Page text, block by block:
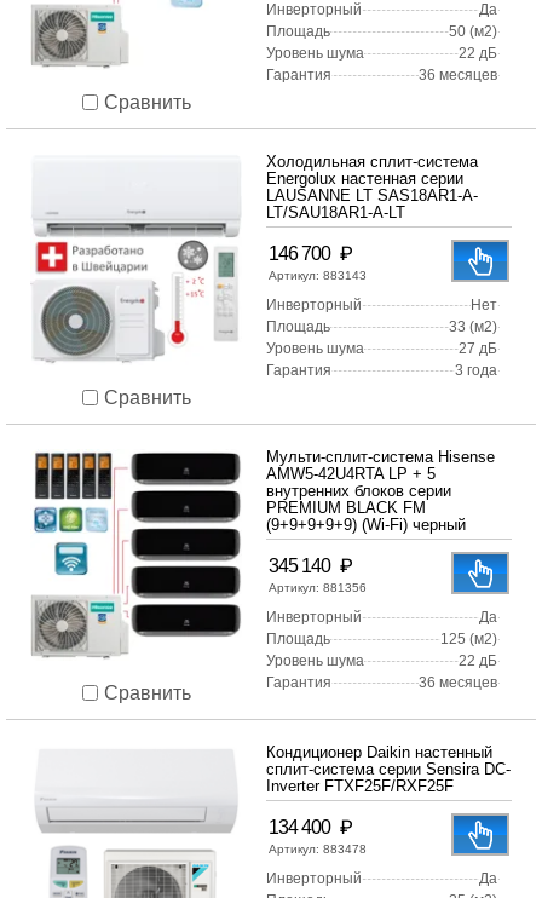
Сравнить
Инверторный
Да
Площадь
50 (м2)
Уровень шума
22 дБ
Гарантия
36 месяцев
Сравнить
Холодильная сплит-система
Energolux настенная серии
LAUSANNE LT SAS18AR1-A-
LT/SAU18AR1-A-LT
146 700 ₽
Артикул: 883143
Инверторный
Нет
Площадь
33 (м2)
Уровень шума
27 дБ
Гарантия
3 года
Сравнить
Мульти-сплит-система Hisense
AMW5-42U4RTA LP + 5
внутренних блоков серии
PREMIUM BLACK FM
(9+9+9+9+9) (Wi-Fi) черный
345 140 ₽
Артикул: 881356
Инверторный
Да
Площадь
125 (м2)
Уровень шума
22 дБ
Гарантия
36 месяцев
Кондиционер Daikin настенный
сплит-система серии Sensira DC-
Inverter FTXF25F/RXF25F
134 400 ₽
Артикул: 883478
Инверторный
Да